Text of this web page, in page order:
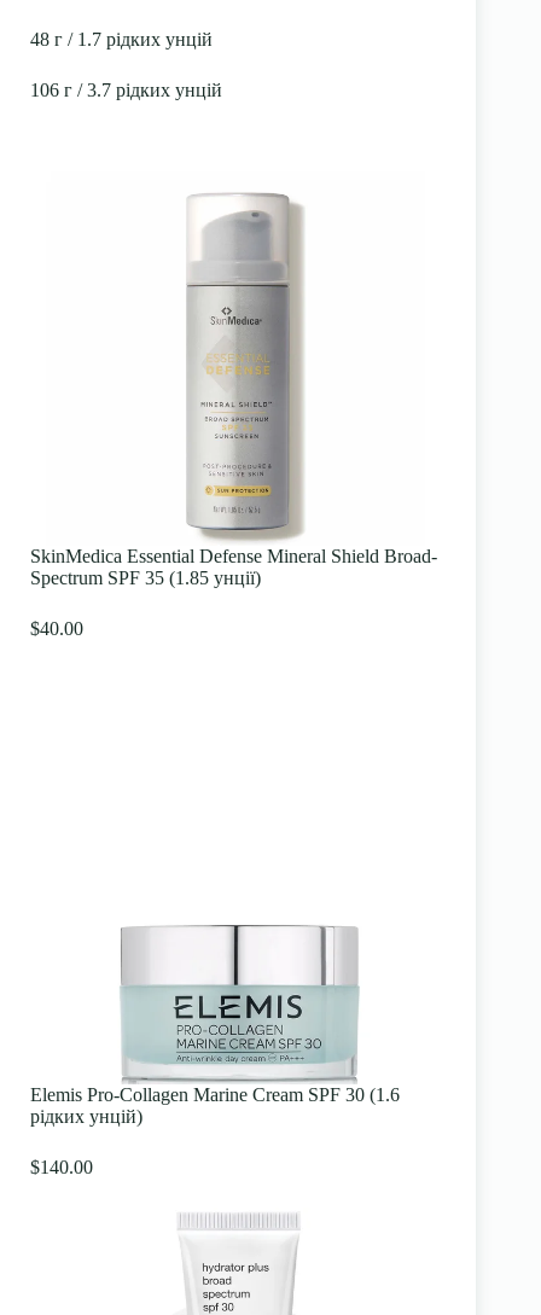
48 г / 1.7 рідких унцій
106 г / 3.7 рідких унцій
SkinMedica Essential Defense Mineral Shield Broad-
Spectrum SPF 35 (1.85 унції)
$40.00
Elemis Pro-Collagen Marine Cream SPF 30 (1.6
рідких унцій)
$140.00